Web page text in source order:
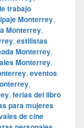
trabajo
Monterrey,
Monterrey,
, estilistas
Monterrey,
Monterrey,
, eventos
,
, ferias del libro
para mujeres
de cine